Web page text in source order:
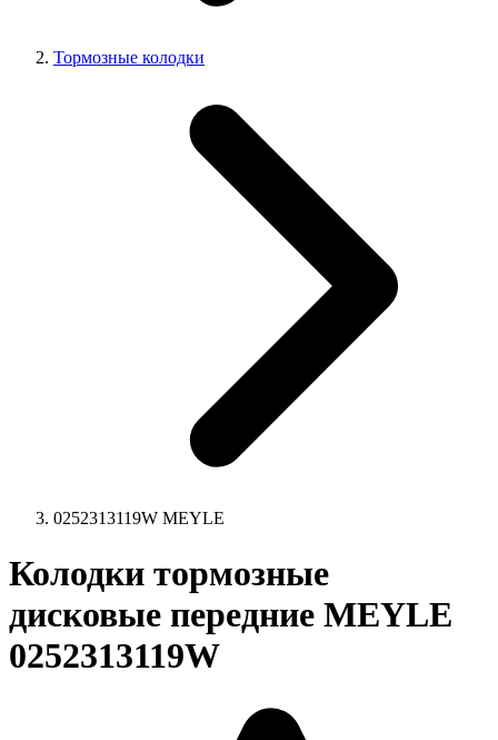
Тормозные колодки
0252313119W MEYLE
Колодки тормозные
дисковые передние MEYLE
0252313119W